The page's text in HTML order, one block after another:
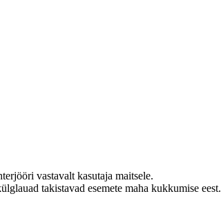
vastavalt kasutaja maitsele.
takistavad esemete maha kukkumise eest.